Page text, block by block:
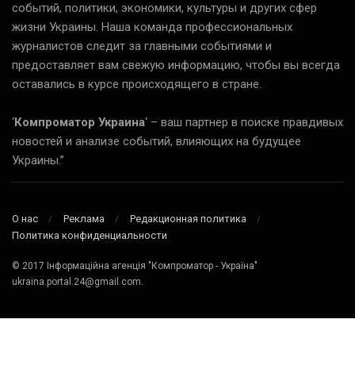
событий, политики, экономики, культуры и других сфер
жизни Украины. Наша команда профессиональных
журналистов следит за главными событиями и
предоставляет вам свежую информацию, чтобы вы всегда
оставались в курсе происходящего в стране.
‘Компроматор Украина‘ – ваш партнер в поиске правдивых
новостей и анализе событий, влияющих на будущее
Украины.”
О нас Реклама
Редакционная политика
Политика конфиденциальности
© 2017 Інформаційна агенція "Компроматор - Україна"
ukraina.portal.24@gmail.com.